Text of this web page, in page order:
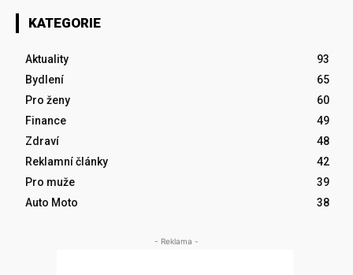
KATEGORIE
Aktuality
93
Bydlení
65
Pro ženy
60
Finance
49
Zdraví
48
Reklamní články
42
Pro muže
39
Auto Moto
38
- Reklama -